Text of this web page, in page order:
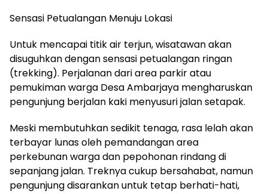
Sensasi Petualangan Menuju Lokasi
Untuk mencapai titik air terjun, wisatawan akan
disuguhkan dengan sensasi petualangan ringan
(trekking). Perjalanan dari area parkir atau
pemukiman warga Desa Ambarjaya mengharuskan
pengunjung berjalan kaki menyusuri jalan setapak.
Meski membutuhkan sedikit tenaga, rasa lelah akan
terbayar lunas oleh pemandangan area
perkebunan warga dan pepohonan rindang di
sepanjang jalan. Treknya cukup bersahabat, namun
pengunjung disarankan untuk tetap berhati-hati,